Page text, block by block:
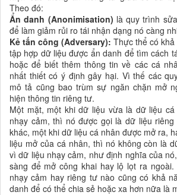
Theo đó:
Ẩn danh (Anonimisation) là quy trình
để làm giảm rủi ro tái nhận dạng nó càng
Kẻ tấn công (Adversary): Thực thể có
tập hợp dữ liệu được ẩn danh để tìm cách
hoặc để biết thêm thông tin về các cá
nhất thiết có ý định gây hại. Vì thế các
mô tả cũng bao trùm sự ngăn chặn mở
hiện thông tin riêng tư.
Một mặt, một khi dữ liệu vừa là dữ liệu
nhạy cảm, thì nó được gọi là dữ liệu
khác, một khi dữ liệu cá nhân được mở ra,
liệu mở của cá nhân, thì nó không còn là
vì dữ liệu nhạy cảm, như định nghĩa của
sàng để mở công khai hay lộ lọt ra
nhạy cảm hay riêng tư nào cũng có khả
danh để có thể chia sẻ hoặc xa hơn nữa là